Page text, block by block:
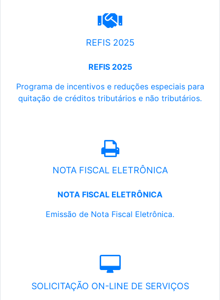
REFIS 2025
REFIS 2025
Programa de incentivos e reduções especiais para
quitação de créditos tributários e não tributários.
NOTA FISCAL ELETRÔNICA
NOTA FISCAL ELETRÔNICA
Emissão de Nota Fiscal Eletrônica.
SOLICITAÇÃO ON-LINE DE SERVIÇOS